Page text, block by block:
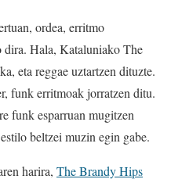
ordea, erritmo
dira. Hala, Kataluniako The
eta reggae uztartzen dituzte.
funk erritmoak jorratzen ditu.
funk esparruan mugitzen
beltzei muzin egin gabe.
harira, The Brandy Hips